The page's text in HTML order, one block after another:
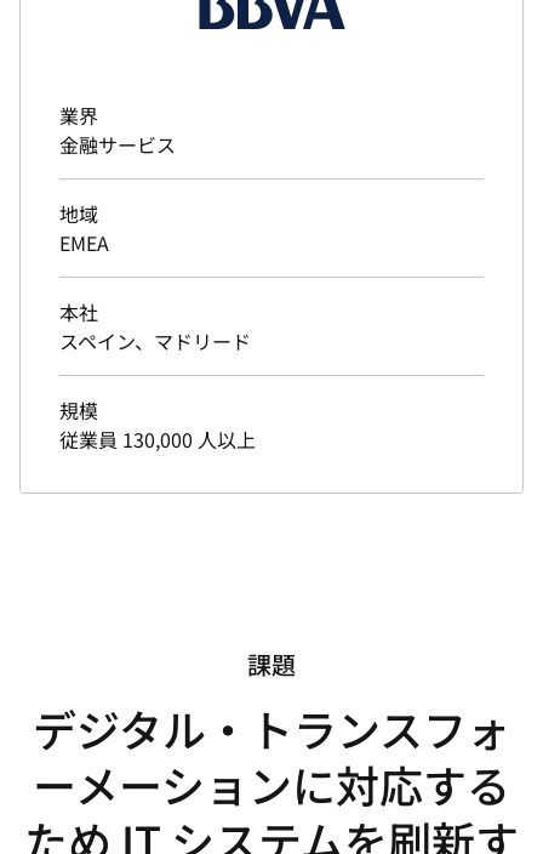
業界
金融サービス
地域
EMEA
本社
スペイン、マドリード
規模
従業員 130,000 人以上
課題
デジタル・トランスフォ
ーメーションに対応する
ため IT システムを刷新す